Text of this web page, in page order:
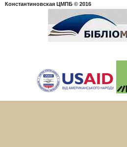
Константиновская ЦМПБ © 2016